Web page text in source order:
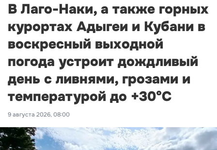
В Лаго-Наки, а также горных
курортах Адыгеи и Кубани в
воскресный выходной
погода устроит дождливый
день с ливнями, грозами и
температурой до +30°С
9 августа 2026, 08:00